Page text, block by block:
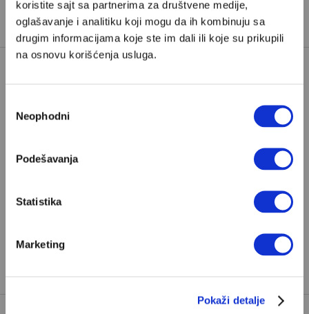
koristite sajt sa partnerima za društvene medije,
oglašavanje i analitiku koji mogu da ih kombinuju sa
drugim informacijama koje ste im dali ili koje su prikupili
na osnovu korišćenja usluga.
сагласности
Neophodni
Podešavanja
Statistika
Marketing
Pokaži detalje
premium sadržaja, neophodno je da
odaberete jedan od planova pretplate.
Aleksandar Radić
je vojni analitičar iz Beograda i stalni